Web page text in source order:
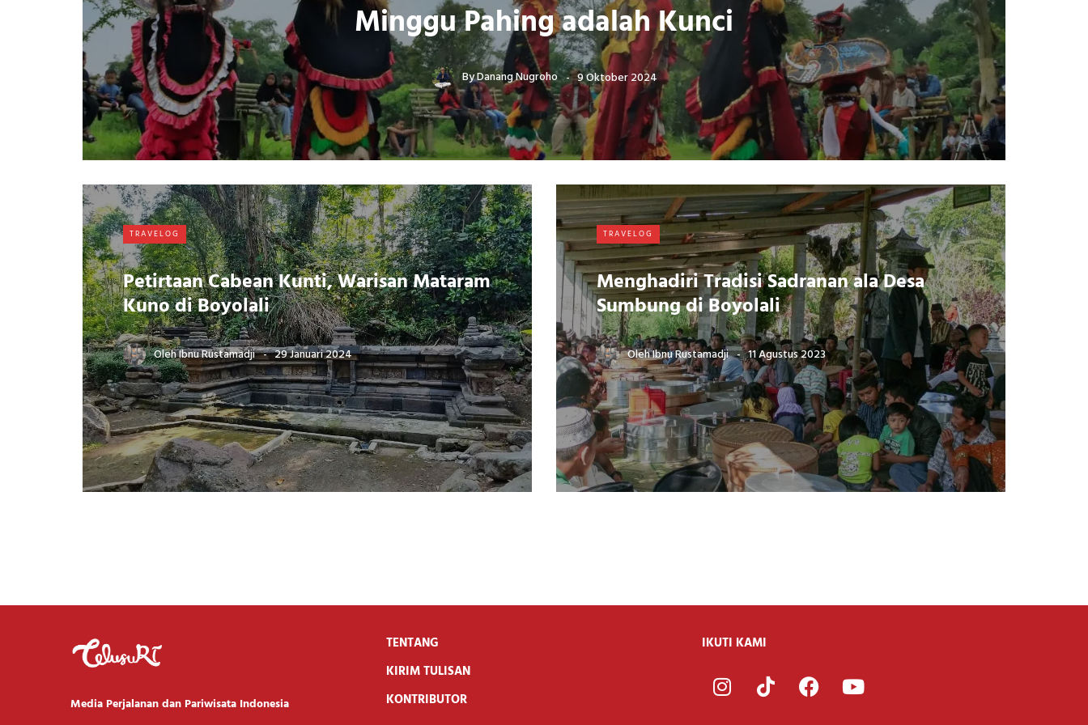
Minggu Pahing adalah Kunci
ByDanang Nugroho 9 Oktober 2024
TRAVELOG
Petirtaan Cabean Kunti, Warisan Mataram
Kuno di Boyolali
OlehIbnu Rustamadji 29 Januari 2024
TRAVELOG
Menghadiri Tradisi Sadranan ala Desa
Sumbung di Boyolali
OlehIbnu Rustamadji 11 Agustus 2023
Media Perjalanan dan Pariwisata Indonesia
TENTANG
KIRIM TULISAN
KONTRIBUTOR
IKUTI KAMI